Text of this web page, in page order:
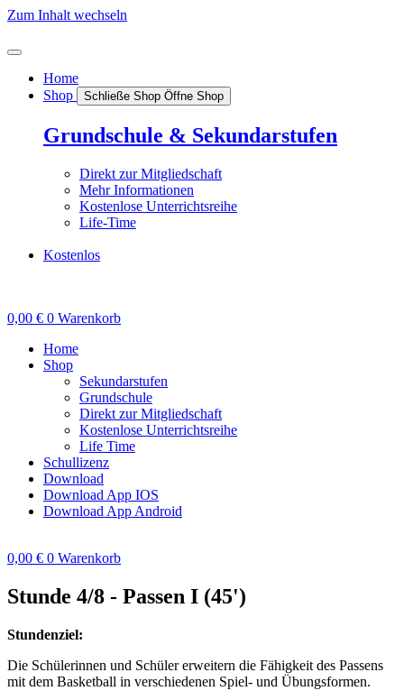
Zum Inhalt wechseln
Home
Shop
Schließe Shop Öffne Shop
Grundschule & Sekundarstufen
Direkt zur Mitgliedschaft
Mehr Informationen
Kostenlose Unterrichtsreihe
Life-Time
Kostenlos
0,00 € 0 Warenkorb
Home
Shop
Sekundarstufen
Grundschule
Direkt zur Mitgliedschaft
Kostenlose Unterrichtsreihe
Life Time
Schullizenz
Download
Download App IOS
Download App Android
0,00 € 0 Warenkorb
Stunde 4/8 - Passen I (45')
Stundenziel:
Die Schülerinnen und Schüler erweitern die Fähigkeit des Passens
mit dem Basketball in verschiedenen Spiel- und Übungsformen.